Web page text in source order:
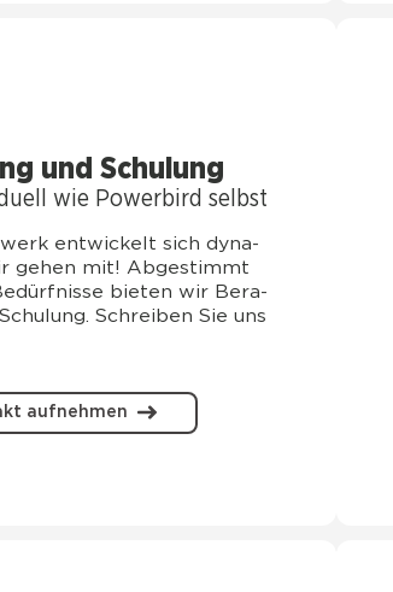
und Schu­lung
wie Power­bird selbst
ent­wickelt sich dyna­
gehen mit! Abge­stimmt
bie­ten wir Bera­
Schrei­ben Sie uns
aufnehmen